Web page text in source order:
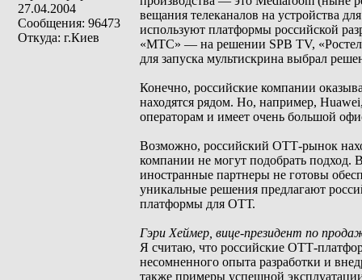
27.04.2004
Сообщения: 96473
Откуда: г.Киев
вещания телеканалов на устройства
используют платформы российской
«МТС» — на решении SPB TV,
для запуска мультискрина выбрал
Конечно, российские компании
находятся рядом. Но, например,
операторам и имеет очень большой
Возможно, российский ОТТ-рынок
компании не могут подобрать подход.
иностранные партнеры не готовы
уникальные решения предлагают
платформы для ОТТ.
Гэри Хеймер, вице-президент по
Я считаю, что российские ОТТ-
несомненного опыта разработки и
также примеры успешной